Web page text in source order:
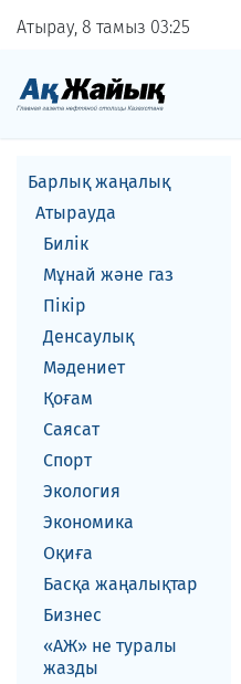
Атырау, 8 тамыз 03 25
Барлық жаңалық
Атырауда
Билік
Мұнай және газ
Пікір
Денсаулық
Мәдениет
Қоғам
Саясат
Спорт
Экология
Экономика
Оқиға
Басқа жаңалықтар
Бизнес
«АЖ» не туралы
жазды